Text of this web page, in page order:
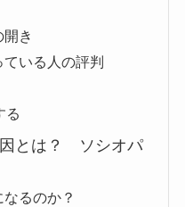
き
いる人の評判
る
とは？ ソシオパ
るのか？